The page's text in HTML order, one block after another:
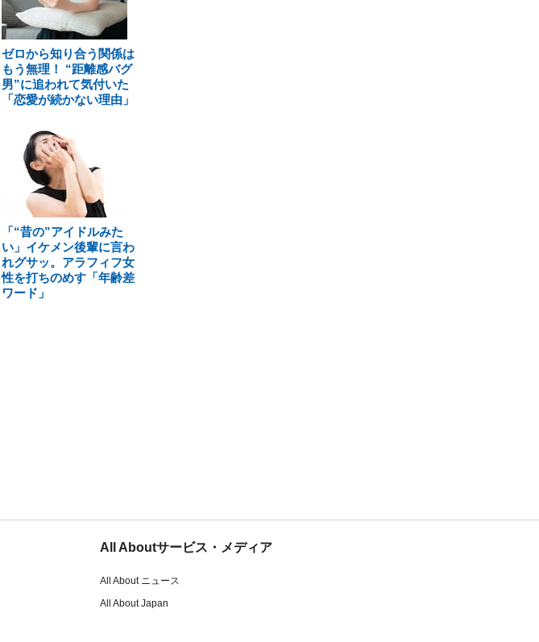
ゼロから知り合う関係は
もう無理！ “距離感バグ
男”に追われて気付いた
「恋愛が続かない理由」
「“昔の”アイドルみた
い」イケメン後輩に言わ
れグサッ。アラフィフ女
性を打ちのめす「年齢差
ワード」
All Aboutサービス・メディア
All About ニュース
All About Japan